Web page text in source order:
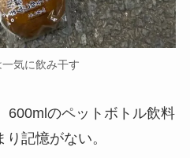
一気に飲み干す
600mlのペットボトル飲料
記憶がない。